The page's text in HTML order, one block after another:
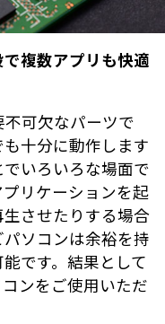
複数アプリも快適
可欠なパーツで
十分に動作します
いろいろな場面で
リケーションを起
させたりする場合
ソコンは余裕を持
です。結果として
ンをご使用いただ